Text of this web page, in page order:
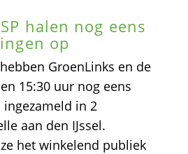
halen nog eens
op
GroenLinks en de
15:30 uur nog eens
in 2
aan den IJssel.
het winkelend publiek